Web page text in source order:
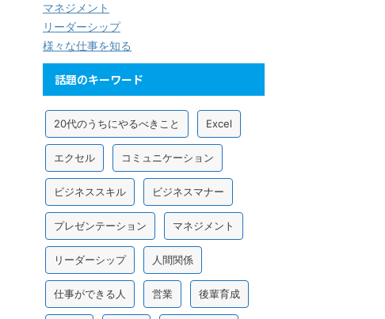
マネジメント
リーダーシップ
様々な仕事を知る
話題のキーワード
20代のうちにやるべきこと Excel
エクセル コミュニケーション
ビジネススキル ビジネスマナー
プレゼンテーション マネジメント
リーダーシップ 人間関係
仕事ができる人 営業 後輩育成